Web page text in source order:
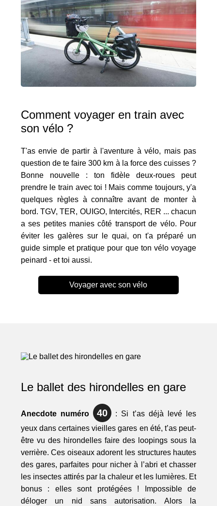
Comment voyager en train avec
son vélo ?
T'as envie de partir à l'aventure à vélo, mais pas
question de te faire 300 km à la force des cuisses ?
Bonne nouvelle : ton fidèle deux-roues peut
prendre le train avec toi ! Mais comme toujours, y'a
quelques règles à connaître avant de monter à
bord. TGV, TER, OUIGO, Intercités, RER ... chacun
a ses petites manies côté transport de vélo. Pour
éviter les galères sur le quai, on t'a préparé un
guide simple et pratique pour que ton vélo voyage
peinard - et toi aussi.
Voyager avec son vélo
Le ballet des hirondelles en gare
Anecdote numéro 40
: Si t’as déjà levé les
yeux dans certaines vieilles gares en été, t’as peut-
être vu des hirondelles faire des loopings sous la
verrière. Ces oiseaux adorent les structures hautes
des gares, parfaites pour nicher à l’abri et chasser
les insectes attirés par la chaleur et les lumières. Et
bonus : elles sont protégées ! Impossible de
déloger un nid sans autorisation. Alors la